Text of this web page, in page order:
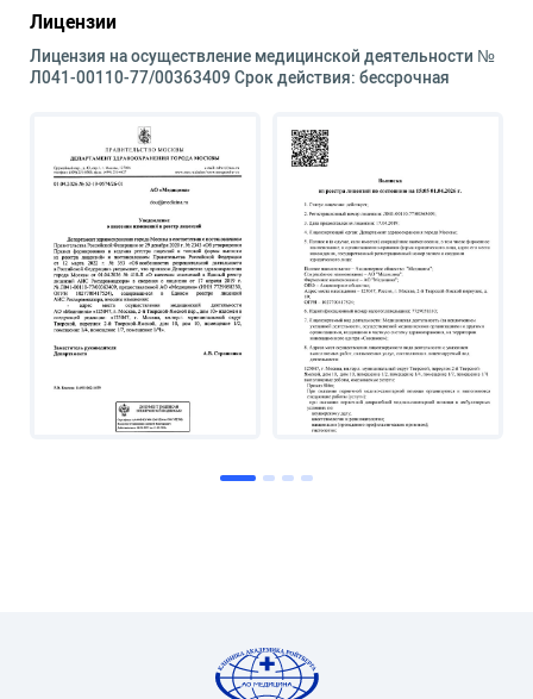
Лицензии
Лицензия на осуществление медицинской деятельности №
Л041-00110-77/00363409 Срок действия: бессрочная